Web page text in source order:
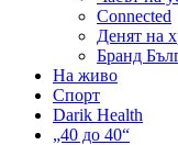
Connected
Денят на
Бранд
На живо
Спорт
Darik Health
„40 до 40“